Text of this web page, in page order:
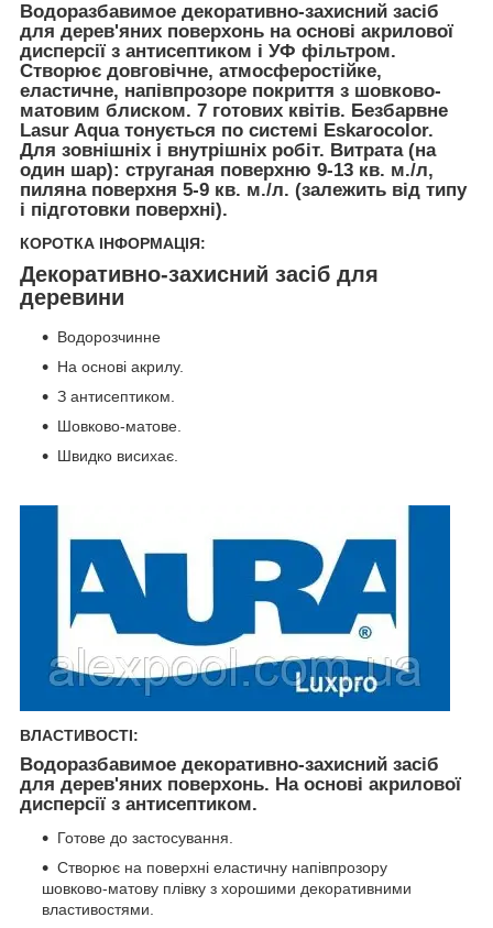
Водоразбавимое декоративно-захисний засіб
для дерев'яних поверхонь на основі акрилової
дисперсії з антисептиком і УФ фільтром.
Створює довговічне, атмосферостійке,
еластичне, напівпрозоре покриття з шовково-
матовим блиском. 7 готових квітів. Безбарвне
Lasur Aqua тонується по системі Eskarocolor.
Для зовнішніх і внутрішніх робіт. Витрата (на
один шар): струганая поверхню 9-13 кв. м./л,
пиляна поверхня 5-9 кв. м./л. (залежить від типу
і підготовки поверхні).
КОРОТКА ІНФОРМАЦІЯ:
Декоративно-захисний засіб для
деревини
Водорозчинне
На основі акрилу.
З антисептиком.
Шовково-матове.
Швидко висихає.
ВЛАСТИВОСТІ:
Водоразбавимое декоративно-захисний засіб
для дерев'яних поверхонь. На основі акрилової
дисперсії з антисептиком.
Готове до застосування.
Створює на поверхні еластичну напівпрозору
шовково-матову плівку з хорошими декоративними
властивостями.